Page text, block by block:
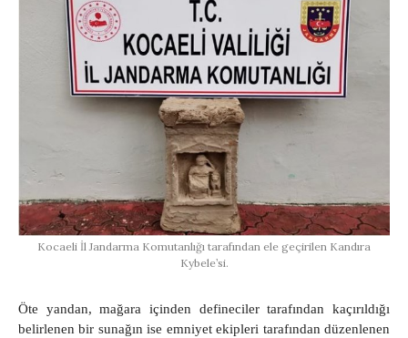
Kocaeli İl Jandarma Komutanlığı tarafından ele geçirilen Kandıra
Kybele’si.
Öte yandan, mağara içinden defineciler tarafından kaçırıldığı
belirlenen bir sunağın ise emniyet ekipleri tarafından düzenlenen